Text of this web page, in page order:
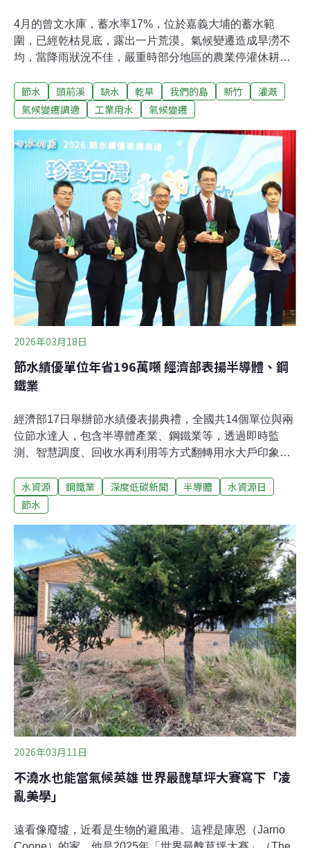
4月的曾文水庫，蓄水率17%，位於嘉義大埔的蓄水範
圍，已經乾枯見底，露出一片荒漠。氣候變遷造成旱澇不
均，當降雨狀況不佳，嚴重時部分地區的農業停灌休耕，
水旱象愁上加愁。竹東二重埔農民，有著得天獨厚的生產
條件，豐沛的湧泉水源，提供灌溉田地。但是4月中旬竹
讓新竹地區許多農地，面臨秧苗缺水，開始乾枯死亡。新
竹農民北上抗議 節水試辦計畫強制停灌2025年底開始，冬
季降雨稀少，政府以頭前溪流域灌區為範圍，推動「頭前
溪流域農業系統性節水推廣試辦計畫」，突然強制停灌農
地，讓新竹農民來到農業部抗議。面對缺水停灌，抗議團
體批評工業搶水，農民總是被犧牲。為了追求經濟發展，
在台灣各地，高科技的生產園區不斷趕工興建。抗議現場
由農田水利署管理組朱志彬出面接受陳情書，表示將帶回
研議。農田水利署發布新聞稿回應，表示該計畫並
節水 頭前溪 缺水 乾旱 我們的島 新竹
灌溉
氣候變遷調適
工業用水 氣候變遷
2026年03月18日
節水績優單位年省196萬噸 經濟部表揚半導體、鋼
鐵業
經濟部17日舉辦節水績優表揚典禮，全國共14個單位與兩
位節水達人，包含半導體產業、鋼鐵業等，透過即時監
測、智慧調度、回收水再利用等方式翻轉用水大戶印象。
6460戶家庭一年的用水量。鋼鐵業翻轉用水大戶形象 焚化
廠也致力節水3月22日為世界水資源日，經濟部17日表揚
體、鋼鐵業，透過智慧監測與再生水循環利用等方式精準
用水。鋼鐵業向來被視為用水大戶，獲得產業組優等獎的
高雄小港區的中鋼煉鐵廠，近兩年在製程設備上，透過減
少高爐發電設備噴水逆洗流量，或是優先使用廢水處理濕
式焠火、降低洗油預熱溫度，也設置回收水再利用系統，
減少用水量。此外，中鋼煉鐵廠還和經濟部推動示範計
畫，使用鳳山污水廠與臨海污水廠的再生水，為全台使用
最多都市污水再生水的企業。位在高雄楠梓區的日月光十
一廠，年節水量約98.3萬噸，已連續
水資源 鋼鐵業 深度低碳新聞 半導體
水資源日
節水
2026年03月11日
不澆水也能當氣候英雄 世界最醜草坪大賽寫下「凌
亂美學」
遠看像廢墟，近看是生物的避風港。這裡是庫恩（Jarno